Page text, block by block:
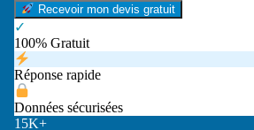
Recevoir mon devis gratuit
✓
100% Gratuit
Réponse rapide
Données sécurisées
15K+